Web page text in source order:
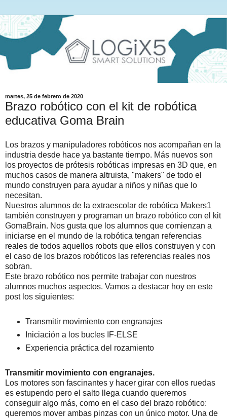
martes, 25 de febrero de 2020
Brazo robótico con el kit de robótica
educativa Goma Brain
Los brazos y manipuladores robóticos nos acompañan en la
industria desde hace ya bastante tiempo. Más nuevos son
los proyectos de prótesis robóticas impresas en 3D que, en
muchos casos de manera altruista, "makers" de todo el
mundo construyen para ayudar a niños y niñas que lo
necesitan.
Nuestros alumnos de la extraescolar de robótica Makers1
también construyen y programan un brazo robótico con el kit
GomaBrain. Nos gusta que los alumnos que comienzan a
iniciarse en el mundo de la robótica tengan referencias
reales de todos aquellos robots que ellos construyen y con
el caso de los brazos robóticos las referencias reales nos
sobran.
Este brazo robótico nos permite trabajar con nuestros
alumnos muchos aspectos. Vamos a destacar hoy en este
post los siguientes:
Transmitir movimiento con engranajes
Iniciación a los bucles IF-ELSE
Experiencia práctica del rozamiento
Transmitir movimiento con engranajes.
Los motores son fascinantes y hacer girar con ellos ruedas
es estupendo pero el salto llega cuando queremos
conseguir algo más, como en el caso del brazo robótico:
queremos mover ambas pinzas con un único motor. Una de